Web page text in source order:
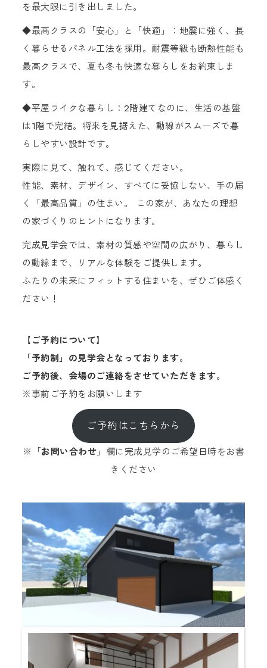
を最大限に引き出しました。
◆最高クラスの「安心」と「快適」：地震に強く、長
く暮らせるパネル工法を採用。耐震等級も断熱性能も
最高クラスで、夏も冬も快適な暮らしをお約束しま
す。
◆平屋ライクな暮らし：2階建てなのに、生活の基盤
は1階で完結。将来を見据えた、動線がスムーズで暮
らしやすい設計です。
実際に見て、触れて、感じてください。
性能、素材、デザイン、すべてに妥協しない、手の届
く「最高品質」の住まい。 この家が、あなたの理想
の家づくりのヒントになります。
完成見学会では、素材の質感や空間の広がり、暮らし
の動線まで、リアルな体験をご提供します。
ふたりの未来にフィットする住まいを、ぜひご体感く
ださい！
【ご予約について】
「予約制」の見学会となっております。
ご予約後、会場のご連絡をさせていただきます。
※事前ご予約をお願いします
ご予約はこちらから
※「お問い合わせ」欄に完成見学のご希望日時をお書
きください